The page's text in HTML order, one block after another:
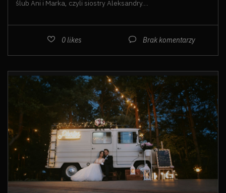
ślub Ani i Marka, czyli siostry Aleksandry....
0likes Brak komentarzy